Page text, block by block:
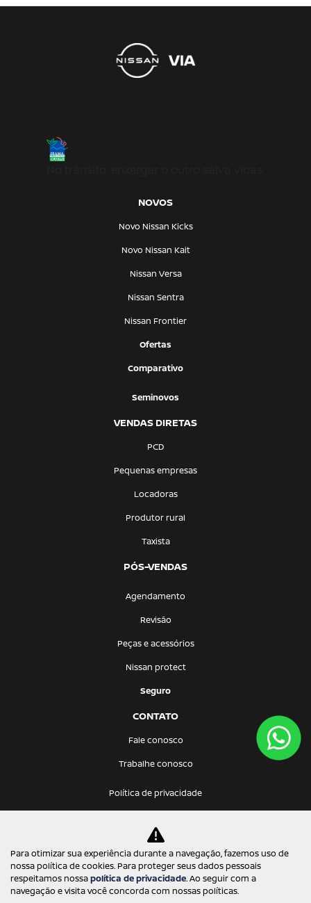
NOVOS
Novo Nissan Kicks
Novo Nissan Kait
Nissan Versa
Nissan Sentra
Nissan Frontier
Ofertas
Comparativo
Seminovos
VENDAS DIRETAS
PCD
Pequenas empresas
Locadoras
Produtor rural
Taxista
PÓS-VENDAS
Agendamento
Revisão
Peças e acessórios
Nissan protect
Seguro
CONTATO
Fale conosco
Trabalhe conosco
Política de privacidade
Prima Via Comercio de Veiculos Ltda.
17.168.524/0002-70
Para otimizar sua experiência durante a navegação, fazemos uso de
nossa política de cookies. Para proteger seus dados pessoais
respeitamos nossapolítica de privacidade. Ao seguir com a
navegação e visita você concorda com nossas políticas.